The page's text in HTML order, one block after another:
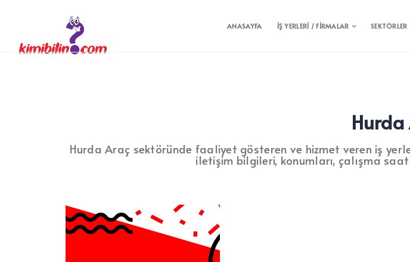
ANASAYFA İŞ YERLERİ / FİRMALAR
Hurda Araç sektöründe faaliyet gösteren ve hizmet veren iş
iletişim bilgileri, konumları, çalışma